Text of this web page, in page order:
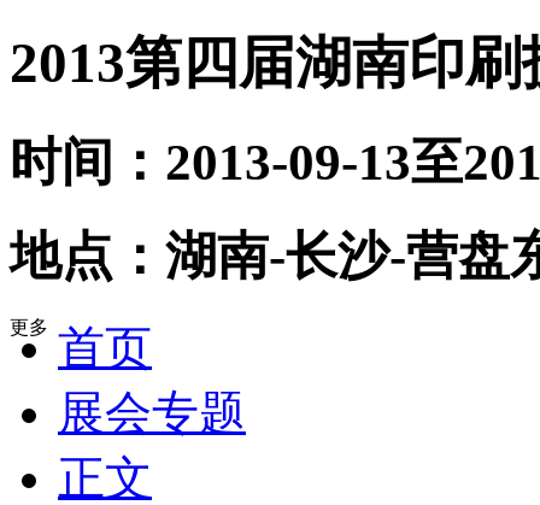
2013第四届湖南印
时间：2013-09-13至
地点：湖南-长沙-营盘
更多 首页
展会专题
正文